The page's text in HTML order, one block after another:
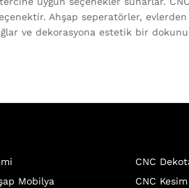
Ahşap seperatörler,
ve dekorasyona estetik bir
Mobilya
CNC
CNC